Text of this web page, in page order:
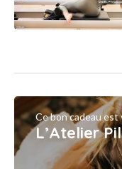
Ce bon cadeau est
L’Atelier